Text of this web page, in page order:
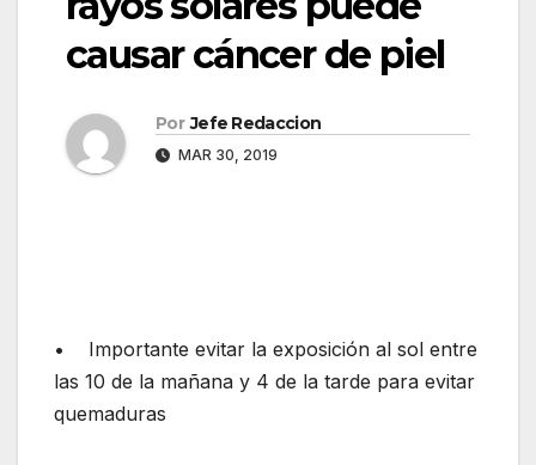
causar cáncer de piel
Por Jefe Redaccion
MAR 30, 2019
• Importante evitar la exposición al sol entre
las 10 de la mañana y 4 de la tarde para evitar
quemaduras